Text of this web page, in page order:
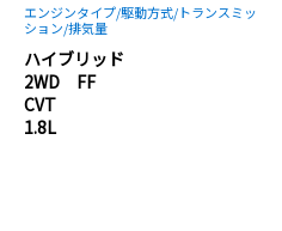
エンジンタイプ/駆動方式/トランスミッ
ション/排気量
ハイブリッド
2WD FF
CVT
1.8L